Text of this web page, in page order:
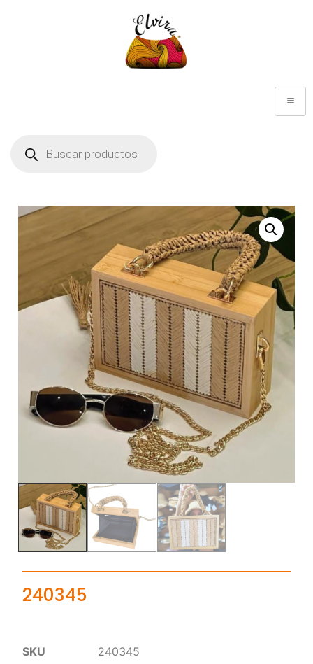
240345
SKU
240345